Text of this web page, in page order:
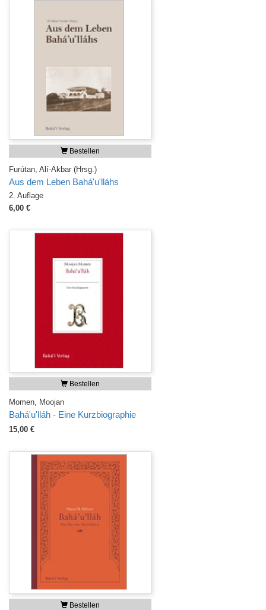
Bestellen
Furútan, Alí-Akbar (Hrsg.)
Aus dem Leben Bahá'u'lláhs
2. Auflage
6,00 €
Bestellen
Momen, Moojan
Bahá'u'lláh - Eine Kurzbiographie
15,00 €
Bestellen